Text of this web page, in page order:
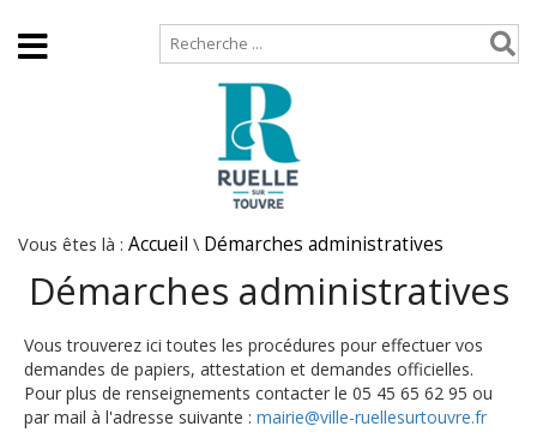
Vous êtes là : Accueil \ Démarches administratives
Démarches administratives
Vous trouverez ici toutes les procédures pour effectuer vos
demandes de papiers, attestation et demandes officielles.
Pour plus de renseignements contacter le 05 45 65 62 95 ou
par mail à l'adresse suivante : mairie@ville-ruellesurtouvre.fr